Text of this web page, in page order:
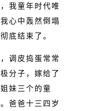
我童年时代唯
心中轰然倒塌
底结束了。
调皮捣蛋常常
分子，嫁给了
妹三个的童
爸爸十三四岁